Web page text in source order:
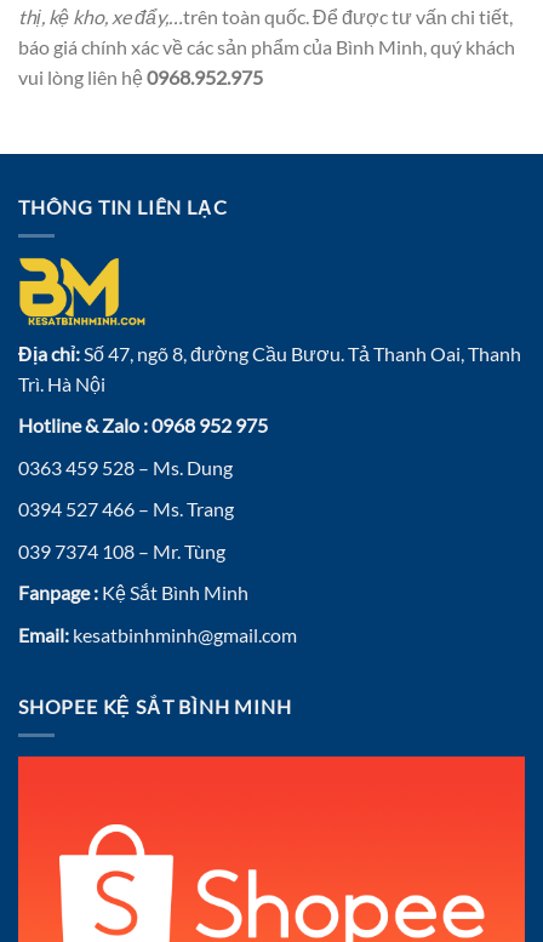
thị, kệ kho, xe đẩy,…trên toàn quốc. Để được tư vấn chi tiết,
báo giá chính xác về các sản phẩm của Bình Minh, quý khách
vui lòng liên hệ 0968.952.975
THÔNG TIN LIÊN LẠC
Địa chỉ: Số 47, ngõ 8, đường Cầu Bươu. Tả Thanh Oai, Thanh
Trì. Hà Nội
Hotline & Zalo : 0968 952 975
0363 459 528 – Ms. Dung
0394 527 466 – Ms. Trang
039 7374 108 – Mr. Tùng
Fanpage : Kệ Sắt Bình Minh
Email: kesatbinhminh@gmail.com
SHOPEE KỆ SẮT BÌNH MINH